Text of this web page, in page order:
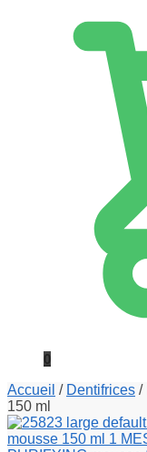
0
Accueil / Dentifrices /
150 ml